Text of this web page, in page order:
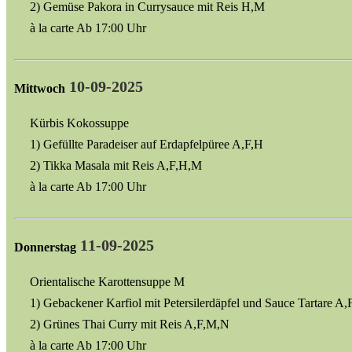
2) Gemüse Pakora in Currysauce mit Reis H,M
à la carte Ab 17:00 Uhr
Mittwoch 10-09-2025
Kürbis Kokossuppe
1) Gefüllte Paradeiser auf Erdapfelpüree A,F,H
2) Tikka Masala mit Reis A,F,H,M
à la carte Ab 17:00 Uhr
Donnerstag 11-09-2025
Orientalische Karottensuppe M
1) Gebackener Karfiol mit Petersilerdäpfel und Sauce Tartare
2) Grünes Thai Curry mit Reis A,F,M,N
à la carte Ab 17:00 Uhr